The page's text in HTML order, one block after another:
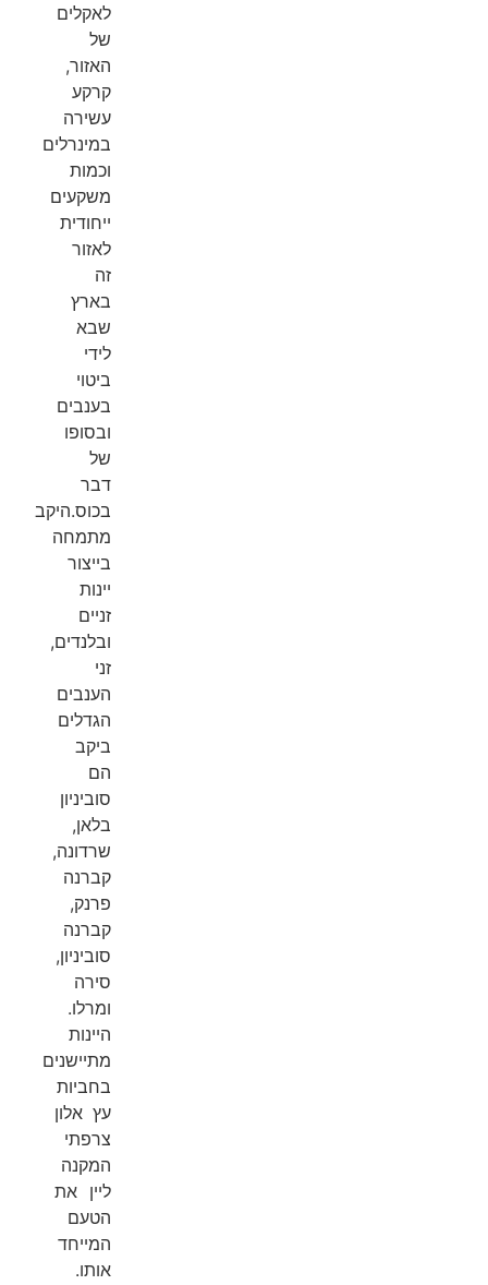
לאקלים
של
האזור,
קרקע
עשירה
במינרלים
וכמות
משקעים
ייחודית
לאזור
זה
בארץ
שבא
לידי
ביטוי
בענבים
ובסופו
של
דבר
בכוס.היקב
מתמחה
בייצור
יינות
זניים
ובלנדים,
זני
הענבים
הגדלים
ביקב
הם
סוביניון
בלאן,
שרדונה,
קברנה
פרנק,
קברנה
סוביניון,
סירה
ומרלו.
היינות
מתיישנים
בחביות
עץ אלון
צרפתי
המקנה
ליין את
הטעם
המייחד
אותו.